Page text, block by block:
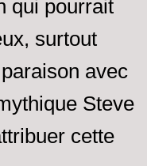
qui pourrait
surtout
avec
Steve
cette